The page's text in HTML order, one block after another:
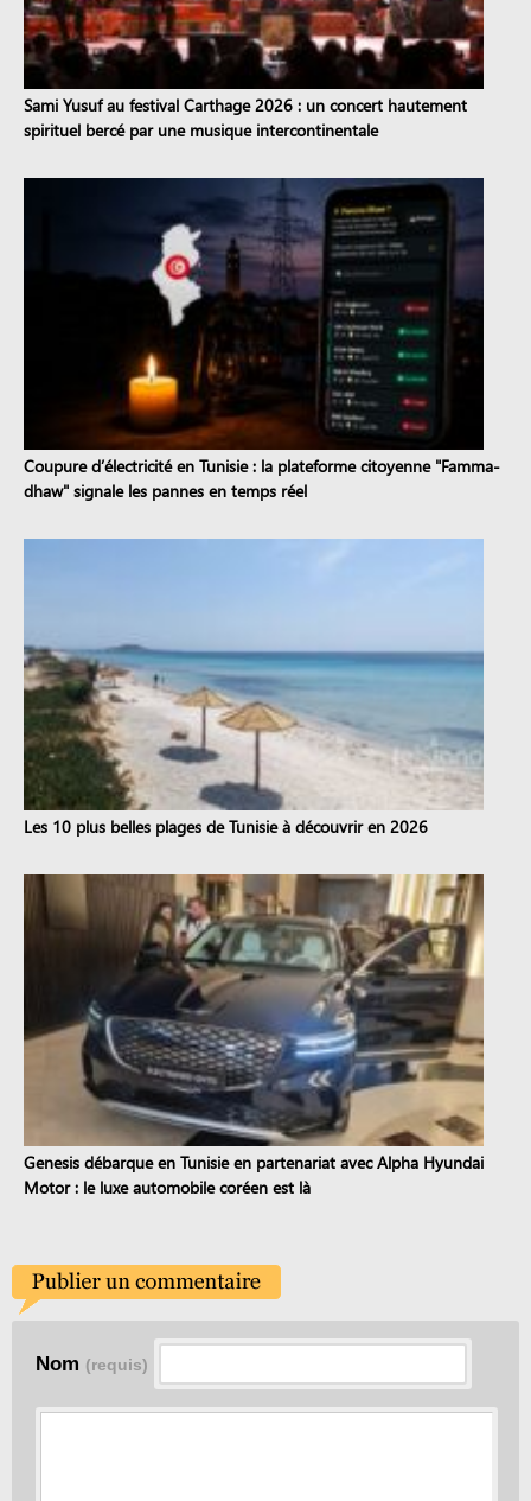
Sami Yusuf au festival Carthage 2026 : un concert hautement
spirituel bercé par une musique intercontinentale
Coupure d’électricité en Tunisie : la plateforme citoyenne "Famma-
dhaw" signale les pannes en temps réel
Les 10 plus belles plages de Tunisie à découvrir en 2026
Genesis débarque en Tunisie en partenariat avec Alpha Hyundai
Motor : le luxe automobile coréen est là
Nom (requis)